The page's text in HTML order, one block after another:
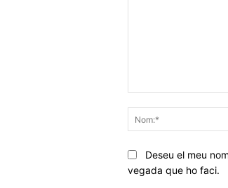
Deseu el meu
vegada que ho faci.